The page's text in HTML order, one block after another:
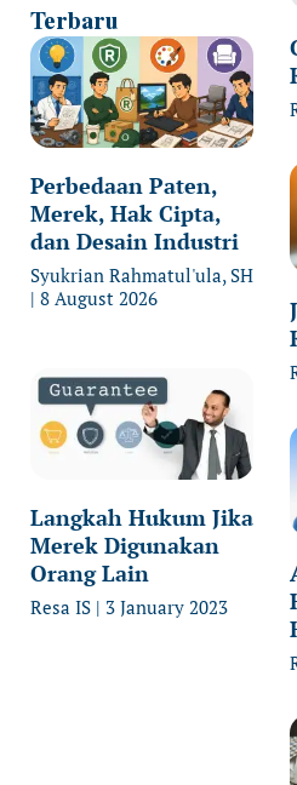
Terbaru
Perbedaan Paten,
Merek, Hak Cipta,
dan Desain Industri
Syukrian Rahmatul'ula, SH
8 August 2026
Langkah Hukum Jika
Merek Digunakan
Orang Lain
Resa IS 3 January 2023